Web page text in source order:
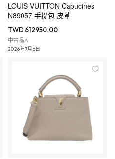
LOUIS VUITTON Capucines
N89057 手提包 皮革
TWD 612950.00
中古品A
2026年7月6日